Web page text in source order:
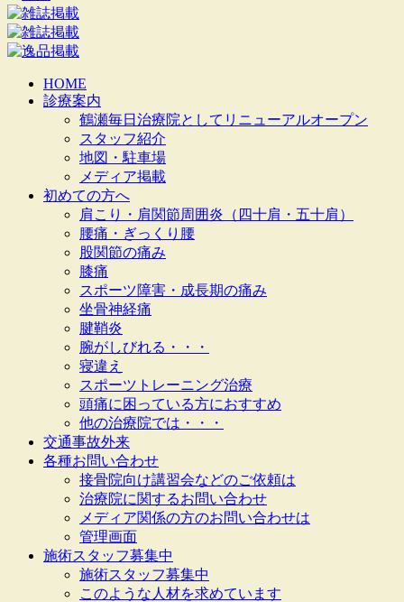
HOME
診療案内
鶴瀬毎日治療院としてリニューアルオープン
スタッフ紹介
地図・駐車場
メディア掲載
初めての方へ
肩こり・肩関節周囲炎（四十肩・五十肩）
腰痛・ぎっくり腰
股関節の痛み
膝痛
スポーツ障害・成長期の痛み
坐骨神経痛
腱鞘炎
腕がしびれる・・・
寝違え
スポーツトレーニング治療
頭痛に困っている方におすすめ
他の治療院では・・・
交通事故外来
各種お問い合わせ
接骨院向け講習会などのご依頼は
治療院に関するお問い合わせ
メディア関係の方のお問い合わせは
管理画面
施術スタッフ募集中
施術スタッフ募集中
このような人材を求めています